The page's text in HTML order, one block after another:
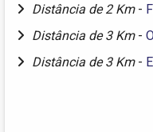
Distância de 2 Km -
Distância de 3 Km -
Distância de 3 Km -